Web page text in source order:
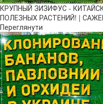
КРУПНЫЙ ЗИЗИФУС -
ПОЛЕЗНЫХ РАСТЕНИЙ! |
Переглянути